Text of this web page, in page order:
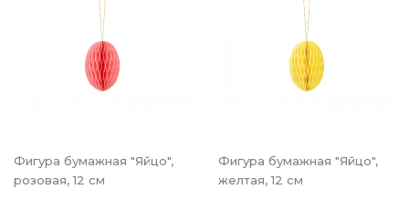
Фигура бумажная "Яйцо",
розовая, 12 см
Фигура бумажная "Яйцо",
желтая, 12 см